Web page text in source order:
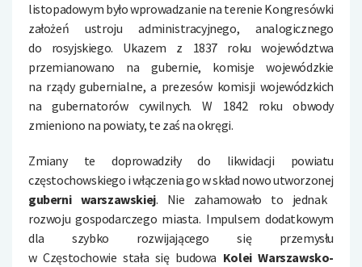
listopadowym było wprowadzanie na terenie Kongresówki
założeń ustroju administracyjnego, analogicznego
do rosyjskiego. Ukazem z 1837 roku województwa
przemianowano na gubernie, komisje wojewódzkie
na rządy gubernialne, a prezesów komisji wojewódzkich
na gubernatorów cywilnych. W 1842 roku obwody
zmieniono na powiaty, te zaś na okręgi.
Zmiany te doprowadziły do likwidacji powiatu
częstochowskiego i włączenia go w skład nowo utworzonej
guberni warszawskiej. Nie zahamowało to jednak
rozwoju gospodarczego miasta. Impulsem dodatkowym
dla szybko rozwijającego się przemysłu
w Częstochowie stała się budowa Kolei Warszawsko-